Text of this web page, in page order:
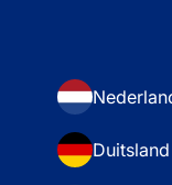
Duitsland